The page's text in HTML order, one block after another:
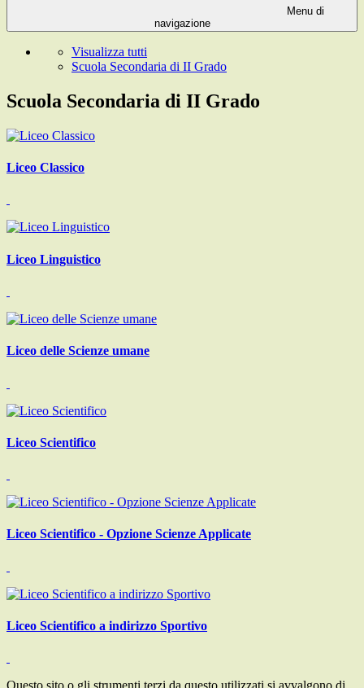
Menu di
navigazione
Visualizza tutti
Scuola Secondaria di II Grado
Scuola Secondaria di II Grado
Liceo Classico
Liceo Linguistico
Liceo delle Scienze umane
Liceo Scientifico
Liceo Scientifico - Opzione Scienze Applicate
Liceo Scientifico a indirizzo Sportivo